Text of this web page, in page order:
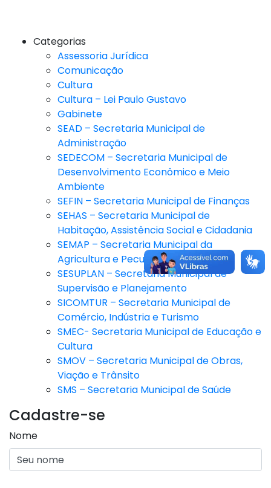
Categorias
Assessoria Jurídica
Comunicação
Cultura
Cultura – Lei Paulo Gustavo
Gabinete
SEAD – Secretaria Municipal de
Administração
SEDECOM – Secretaria Municipal de
Desenvolvimento Econômico e Meio
Ambiente
SEFIN – Secretaria Municipal de Finanças
SEHAS – Secretaria Municipal de
Habitação, Assistência Social e Cidadania
SEMAP – Secretaria Municipal da
Agricultura e Pecuária
SESUPLAN – Secretaria Municipal de
Supervisão e Planejamento
SICOMTUR – Secretaria Municipal de
Comércio, Indústria e Turismo
SMEC- Secretaria Municipal de Educação e
Cultura
SMOV – Secretaria Municipal de Obras,
Viação e Trânsito
SMS – Secretaria Municipal de Saúde
Cadastre-se
Nome